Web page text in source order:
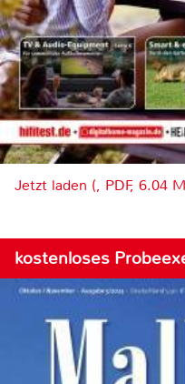
Jetzt laden (, PDF, 6.04
kostenloses